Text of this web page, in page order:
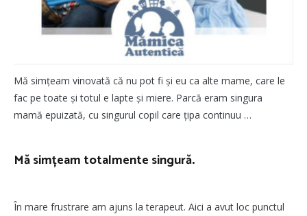
Mă simțeam vinovată că nu pot fi și eu ca alte mame, care le
fac pe toate și totul e lapte și miere. Parcă eram singura
mamă epuizată, cu singurul copil care țipa continuu …
Mă simțeam totalmente singură.
În mare frustrare am ajuns la terapeut. Aici a avut loc punctul